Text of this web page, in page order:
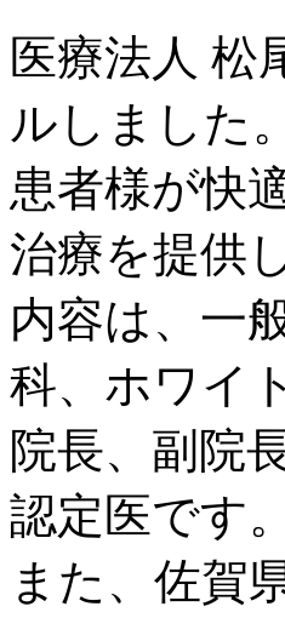
医療法人 松
ルしました。
患者様が快
治療を提供
内容は、一
科、ホワイ
院長、副院
認定医です。
また、佐賀